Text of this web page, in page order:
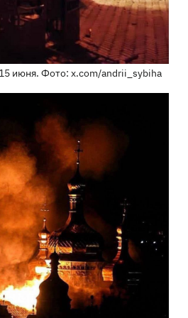
июня. Фото: x.com/andrii_sybiha